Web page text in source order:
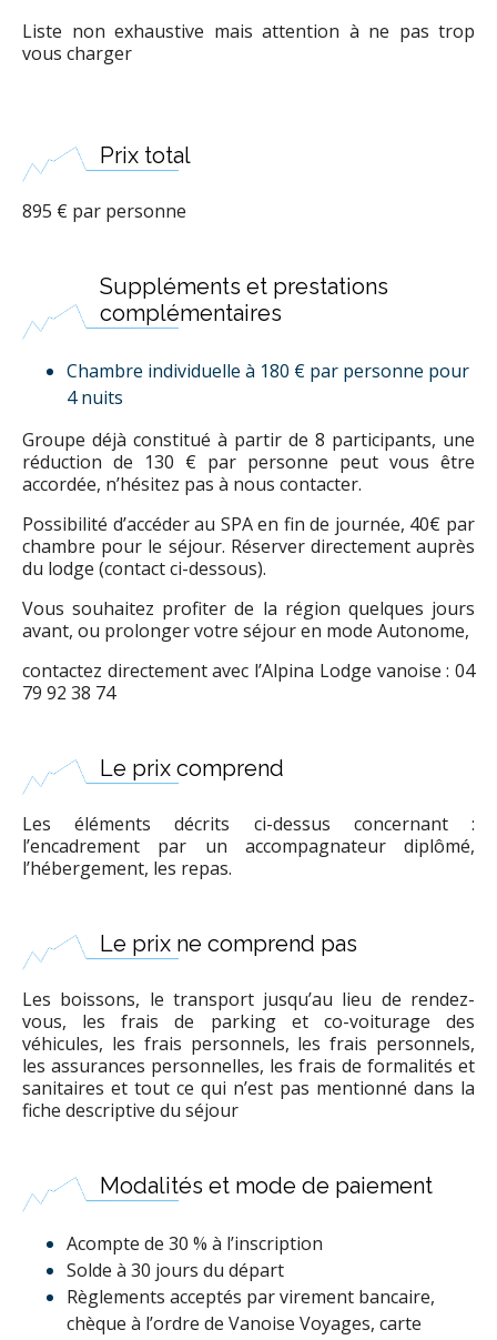
Liste non exhaustive mais attention à ne pas trop
vous charger
Prix total
895 € par personne
Suppléments et prestations
complémentaires
Chambre individuelle à 180 € par personne pour
4 nuits
Groupe déjà constitué à partir de 8 participants, une
réduction de 130 € par personne peut vous être
accordée, n’hésitez pas à nous contacter.
Possibilité d’accéder au SPA en fin de journée, 40€ par
chambre pour le séjour. Réserver directement auprès
du lodge (contact ci-dessous).
Vous souhaitez profiter de la région quelques jours
avant, ou prolonger votre séjour en mode Autonome,
contactez directement avec l’Alpina Lodge vanoise : 04
79 92 38 74
Le prix comprend
Les éléments décrits ci-dessus concernant :
l’encadrement par un accompagnateur diplômé,
l’hébergement, les repas.
Le prix ne comprend pas
Les boissons, le transport jusqu’au lieu de rendez-
vous, les frais de parking et co-voiturage des
véhicules, les frais personnels, les frais personnels,
les assurances personnelles, les frais de formalités et
sanitaires et tout ce qui n’est pas mentionné dans la
fiche descriptive du séjour
Modalités et mode de paiement
Acompte de 30 % à l’inscription
Solde à 30 jours du départ
Règlements acceptés par virement bancaire,
chèque à l’ordre de Vanoise Voyages, carte